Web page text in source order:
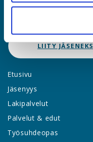
LIITY
Etusivu
Jäsenyys
Lakipalvelut
Palvelut & edut
Työsuhdeopas